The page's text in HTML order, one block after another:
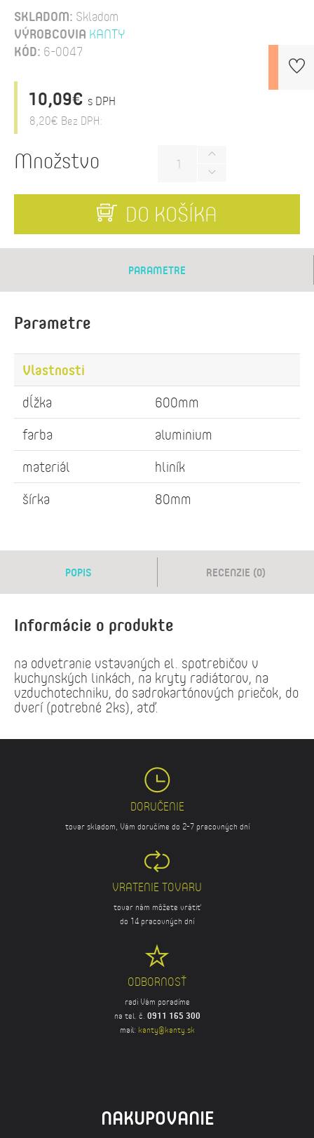
SKLADOM: Skladom
VÝROBCOVIA KANTY
KÓD: 6-0047
10,09€ s DPH
8,20€ Bez DPH:
Množstvo
DO KOŠÍKA
PARAMETRE
Parametre
Vlastnosti
dĺžka
600mm
farba
aluminium
materiál
hliník
šírka
80mm
POPIS RECENZIE (0)
Informácie o produkte
na odvetranie vstavaných el. spotrebičov v
kuchynských linkách, na kryty radiátorov, na
vzduchotechniku, do sadrokartónových priečok, do
dverí (potrebné 2ks), atď.
DORUČENIE
tovar skladom, Vám doručíme do 2-7 pracovných dní
VRATENIE TOVARU
tovar nám môžete vrátiť
do 14 pracovných dní
ODBORNOSŤ
radi Vám poradíme
na tel. č. 0911 165 300
mail: kanty@kanty.sk
NAKUPOVANIE